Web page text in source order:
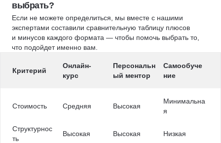
выбрать?
Если не можете определиться, мы вместе с нашими
экспертами составили сравнительную таблицу плюсов
и минусов каждого формата — чтобы помочь выбрать то,
что подойдет именно вам.
Критерий
Онлайн-
курс
Персональн
ый ментор
Самообуче
ние
Стоимость Средняя Высокая
Минимальна
я
Структурнос
ть
Высокая Высокая Низкая